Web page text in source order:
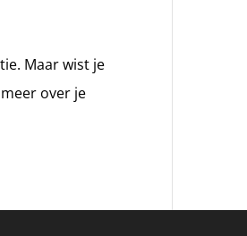
Maar wist je
over je